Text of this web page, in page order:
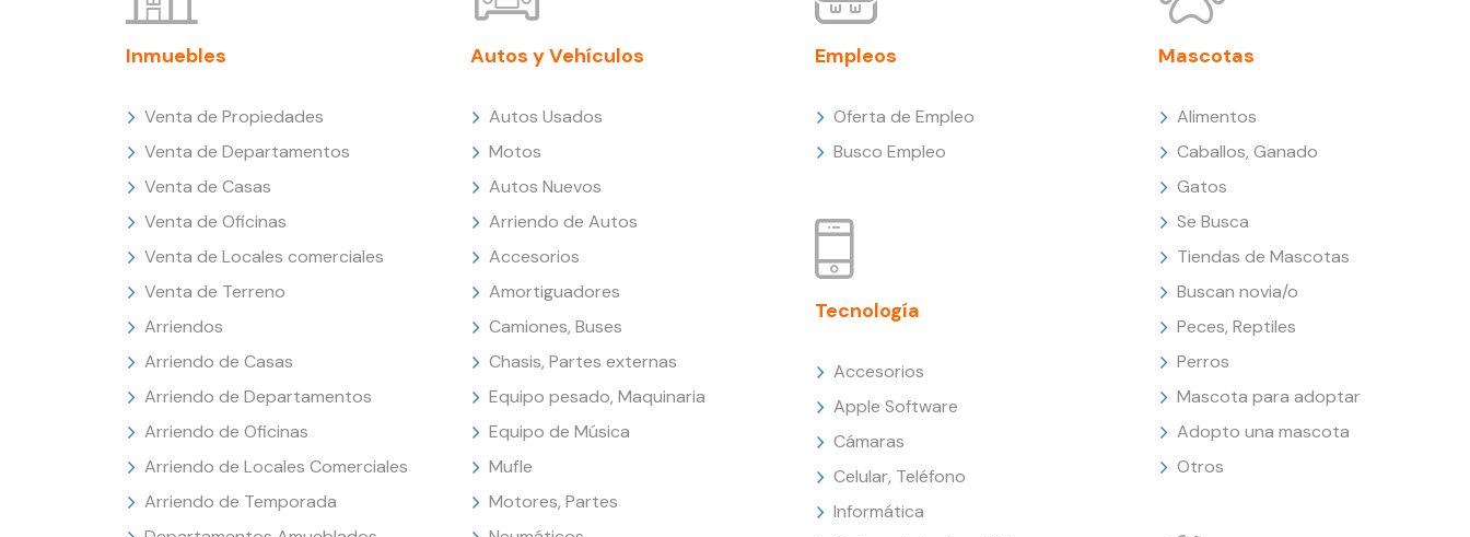
Inmuebles
Venta de Propiedades
Venta de Departamentos
Venta de Casas
Venta de Oficinas
Venta de Locales comerciales
Venta de Terreno
Arriendos
Arriendo de Casas
Arriendo de Departamentos
Arriendo de Oficinas
Arriendo de Locales Comerciales
Arriendo de Temporada
Autos y Vehículos
Autos Usados
Motos
Autos Nuevos
Arriendo de Autos
Accesorios
Amortiguadores
Camiones, Buses
Chasis, Partes externas
Equipo pesado, Maquinaria
Equipo de Música
Mufle
Motores, Partes
Empleos
Oferta de Empleo
Busco Empleo
Tecnología
Accesorios
Apple Software
Cámaras
Celular, Teléfono
Informática
Mascotas
Alimentos
Caballos, Ganado
Gatos
Se Busca
Tiendas de Mascotas
Buscan novia/o
Peces, Reptiles
Perros
Mascota para adoptar
Adopto una mascota
Otros